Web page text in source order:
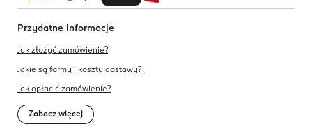
Przydatne informacje
Jak złożyć zamówienie?
Jakie są formy i koszty dostawy?
Jak opłacić zamówienie?
Zobacz więcej